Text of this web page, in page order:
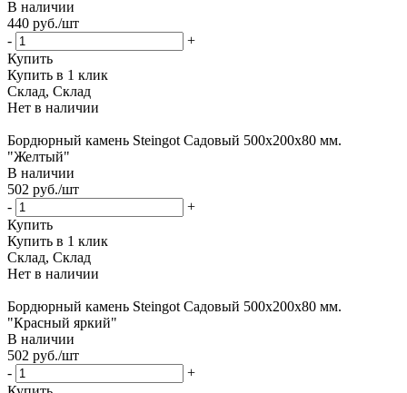
В наличии
440 руб./шт
-
+
Купить
Купить в 1 клик
Склад, Склад
Нет в наличии
Бордюрный камень Steingot Садовый 500х200х80 мм.
"Желтый"
В наличии
502 руб./шт
-
+
Купить
Купить в 1 клик
Склад, Склад
Нет в наличии
Бордюрный камень Steingot Садовый 500х200х80 мм.
"Красный яркий"
В наличии
502 руб./шт
-
+